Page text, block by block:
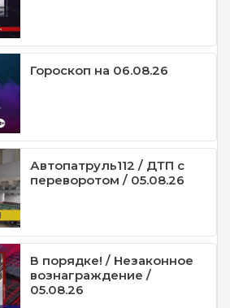
Гороскоп на 06.08.26
Автопатруль112 / ДТП с
переворотом / 05.08.26
В порядке! / Незаконное
вознаграждение /
05.08.26